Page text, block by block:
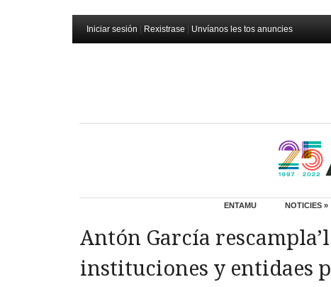
Iniciar sesión Rexistrase Unvíanos les tos anuncies
ENTAMU NOTICIES »
Antón García
instituciones y entidaes